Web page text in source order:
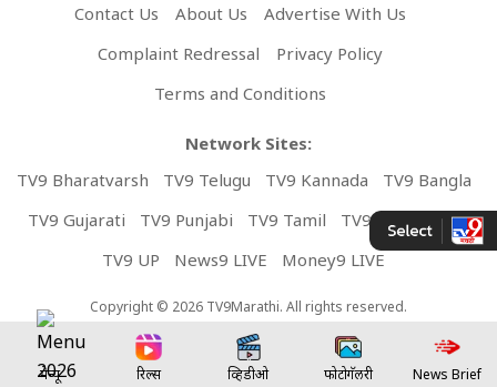
Contact Us About Us
Advertise With Us
Complaint Redressal
Privacy Policy
Terms and Conditions
Network Sites:
TV9 Bharatvarsh
TV9 Telugu TV9 Kannada
TV9 Bangla
TV9 Gujarati
TV9 Punjabi TV9 Tamil
TV9 Malayalam
TV9 UP
News9 LIVE Money9 LIVE
Copyright © 2026 TV9Marathi. All rights reserved.
मेन्यू रिल्स व्हिडीओ फोटोगॅलरी News Brief